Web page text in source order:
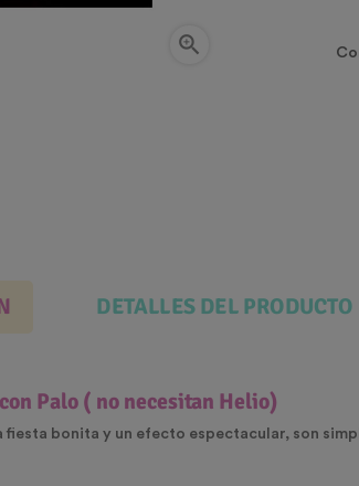

DETALLES DEL PRODUCTO
Palo ( no necesitan Helio)
bonita y un efecto espectacular, son